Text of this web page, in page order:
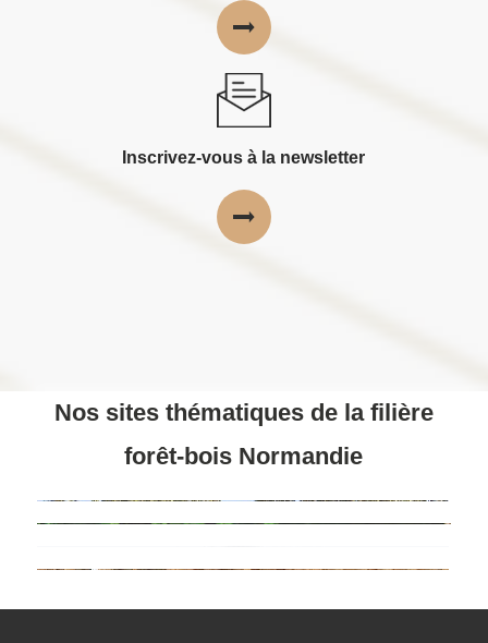
Inscrivez-vous à la newsletter
Nos sites thématiques de la filière
forêt-bois Normandie